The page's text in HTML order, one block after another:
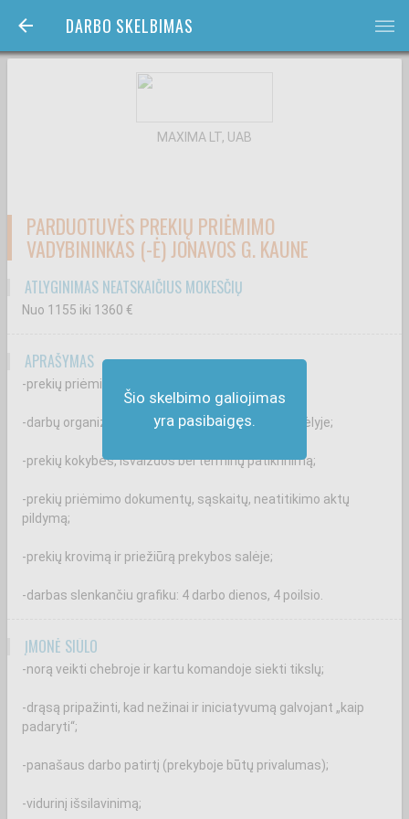
DARBO SKELBIMAS bars
Šio skelbimo galiojimas
yra pasibaigęs.
MAXIMA LT, UAB
PARDUOTUVĖS PREKIŲ PRIĖMIMO
VADYBININKAS (-Ė) JONAVOS G. KAUNE
ATLYGINIMAS NEATSKAIČIUS MOKESČIŲ
Nuo 1155 iki 1360 €
APRAŠYMAS
-prekių priėmimą ir jų sandėliavimą;
-darbų organizavimą ir tvarką parduotuvės sandėlyje;
-prekių kokybės, išvaizdos bei terminų patikrinimą;
-prekių priėmimo dokumentų, sąskaitų, neatitikimo aktų
pildymą;
-prekių krovimą ir priežiūrą prekybos salėje;
-darbas slenkančiu grafiku: 4 darbo dienos, 4 poilsio.
ĮMONĖ SIŪLO
-norą veikti chebroje ir kartu komandoje siekti tikslų;
-drąsą pripažinti, kad nežinai ir iniciatyvumą galvojant „kaip
padaryti“;
-panašaus darbo patirtį (prekyboje būtų privalumas);
-vidurinį išsilavinimą;